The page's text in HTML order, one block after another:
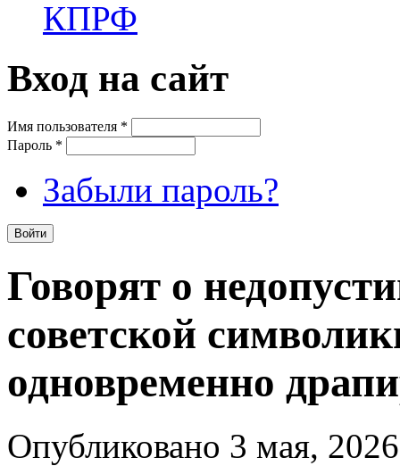
КПРФ
Вход на сайт
Имя пользователя *
Пароль *
Забыли пароль?
Говорят о
советской
одновременно
Опубликовано 3 мая,